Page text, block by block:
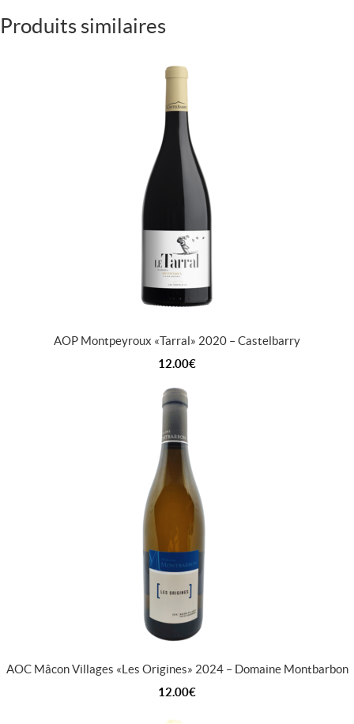
Produits similaires
AOP Montpeyroux « Tarral » 2020 – Castelbarry
12.00€
AOC Mâcon Villages « Les Origines » 2024 – Domaine Montbarbon
12.00€